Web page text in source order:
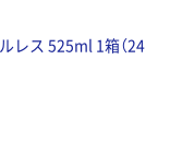
レス 525ml 1箱（24